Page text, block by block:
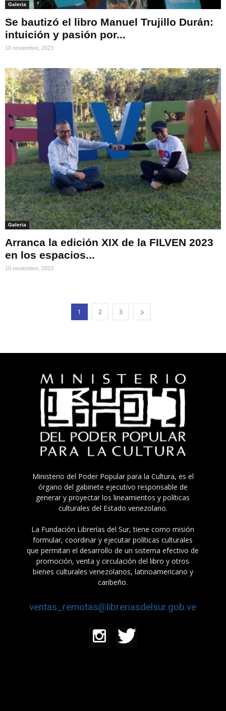
Galeria
Se bautizó el libro Manuel Trujillo Durán:
intuición y pasión por...
10 noviembre, 2023
Galeria
Arranca la edición XIX de la FILVEN 2023
en los espacios...
10 noviembre, 2023
1 2 3
Ministerio del Poder Popular para la Cultura, es el
órgano del gabinete ejecutivo responsable de
generar y proyectar los lineamientos y políticas
culturales del Estado venezolano.
La Fundación Librerías del Sur, tiene como misión
formular, coordinar y ejecutar políticas culturales
que permitan el desarrollo de un sistema efectivo de
promoción, venta y circulación del libro y otros
bienes culturales venezolanos, latinoamericano y
caribeño.
ventas_remotas@libreriasdelsur.gob.ve